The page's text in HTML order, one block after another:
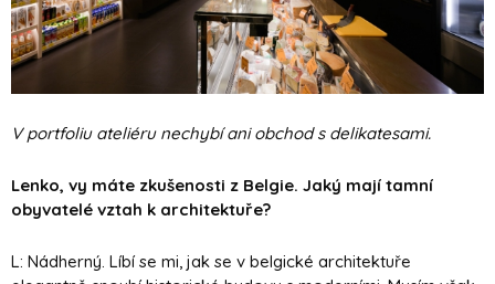
V portfoliu ateliéru nechybí ani obchod s delikatesami.
Lenko, vy máte zkušenosti z Belgie. Jaký mají tamní
obyvatelé vztah k architektuře?
L: Nádherný. Líbí se mi, jak se v belgické architektuře